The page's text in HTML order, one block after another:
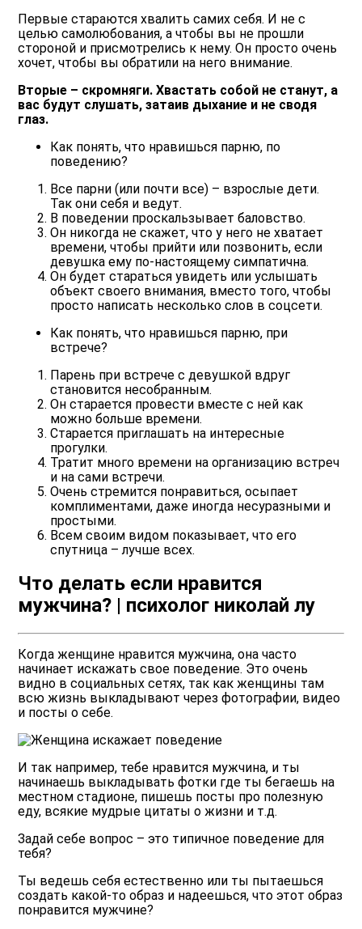
Первые стараются хвалить самих себя. И не с
целью самолюбования, а чтобы вы не прошли
стороной и присмотрелись к нему. Он просто очень
хочет, чтобы вы обратили на него внимание.
Вторые – скромняги. Хвастать собой не станут, а
вас будут слушать, затаив дыхание и не сводя
глаз.
Как понять, что нравишься парню, по
поведению?
Все парни (или почти все) – взрослые дети.
Так они себя и ведут.
В поведении проскальзывает баловство.
Он никогда не скажет, что у него не хватает
времени, чтобы прийти или позвонить, если
девушка ему по-настоящему симпатична.
Он будет стараться увидеть или услышать
объект своего внимания, вместо того, чтобы
просто написать несколько слов в соцсети.
Как понять, что нравишься парню, при
встрече?
Парень при встрече с девушкой вдруг
становится несобранным.
Он старается провести вместе с ней как
можно больше времени.
Старается приглашать на интересные
прогулки.
Тратит много времени на организацию встреч
и на сами встречи.
Очень стремится понравиться, осыпает
комплиментами, даже иногда несуразными и
простыми.
Всем своим видом показывает, что его
спутница – лучше всех.
Что делать если нравится
мужчина? | психолог николай лу
Когда женщине нравится мужчина, она часто
начинает искажать свое поведение. Это очень
видно в социальных сетях, так как женщины там
всю жизнь выкладывают через фотографии, видео
и посты о себе.
И так например, тебе нравится мужчина, и ты
начинаешь выкладывать фотки где ты бегаешь на
местном стадионе, пишешь посты про полезную
еду, всякие мудрые цитаты о жизни и т.д.
Задай себе вопрос – это типичное поведение для
тебя?
Ты ведешь себя естественно или ты пытаешься
создать какой-то образ и надеешься, что этот образ
понравится мужчине?